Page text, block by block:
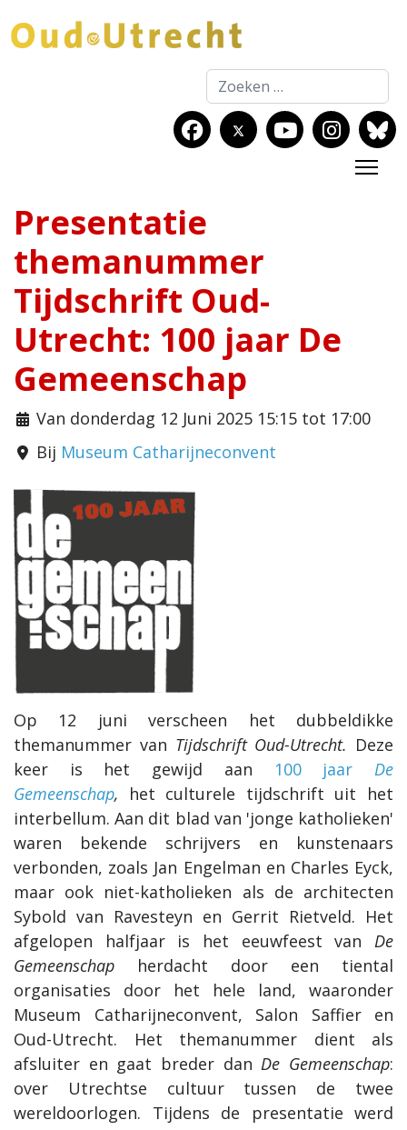
Zoeken
Presentatie
themanummer
Tijdschrift Oud-
Utrecht: 100 jaar De
Gemeenschap
Van donderdag 12 Juni 2025 15:15 tot 17:00
Bij Museum Catharijneconvent
Op 12 juni verscheen het dubbeldikke
themanummer van Tijdschrift Oud-Utrecht. Deze
keer is het gewijd aan
100 jaar De
Gemeenschap, het culturele tijdschrift uit het
interbellum. Aan dit blad van 'jonge katholieken'
waren bekende schrijvers en kunstenaars
verbonden, zoals Jan Engelman en Charles Eyck,
maar ook niet-katholieken als de architecten
Sybold van Ravesteyn en Gerrit Rietveld. Het
afgelopen halfjaar is het eeuwfeest van De
Gemeenschap herdacht door een tiental
organisaties door het hele land, waaronder
Museum Catharijneconvent, Salon Saffier en
Oud-Utrecht. Het themanummer dient als
afsluiter en gaat breder danDe Gemeenschap:
over Utrechtse cultuur tussen de twee
wereldoorlogen.
Tijdens de presentatie werd